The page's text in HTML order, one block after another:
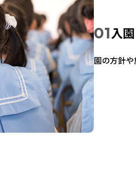
入
園の方針